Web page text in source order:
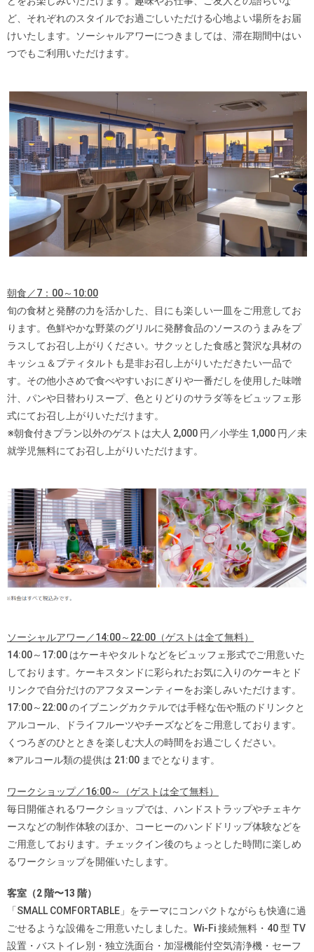
ど、それぞれのスタイルでお過ごしいただける心地よい場所をお届
けいたします。ソーシャルアワーにつきましては、滞在期間中はい
つでもご利用いただけます。
朝食／7：00～10:00
旬の食材と発酵の力を活かした、目にも楽しい一皿をご用意してお
ります。色鮮やかな野菜のグリルに発酵食品のソースのうまみをプ
ラスしてお召し上がりください。サクッとした食感と贅沢な具材の
キッシュ＆プティタルトも是非お召し上がりいただきたい一品で
す。その他小さめで食べやすいおにぎりや一番だしを使用した味噌
汁、パンや日替わりスープ、色とりどりのサラダ等をビュッフェ形
式にてお召し上がりいただけます。
※朝食付きプラン以外のゲストは大人 2,000 円／小学生 1,000 円／未
就学児無料にてお召し上がりいただけます。
ソーシャルアワー／14:00～22:00（ゲストは全て無料）
14:00～17:00 はケーキやタルトなどをビュッフェ形式でご用意いた
しております。ケーキスタンドに彩られたお気に入りのケーキとド
リンクで自分だけのアフタヌーンティーをお楽しみいただけます。
17:00～22:00 のイブニングカクテルでは手軽な缶や瓶のドリンクと
アルコール、ドライフルーツやチーズなどをご用意しております。
くつろぎのひとときを楽しむ大人の時間をお過ごしください。
※アルコール類の提供は 21:00 までとなります。
ワークショップ／16:00～（ゲストは全て無料）
毎日開催されるワークショップでは、ハンドストラップやチェキケ
ースなどの制作体験のほか、コーヒーのハンドドリップ体験などを
ご用意しております。チェックイン後のちょっとした時間に楽しめ
るワークショップを開催いたします。
客室（2 階〜13 階）
「SMALL COMFORTABLE」をテーマにコンパクトながらも快適に過
ごせるような設備をご用意いたしました。Wi-Fi 接続無料・40 型 TV
設置・バストイレ別・独立洗面台・加湿機能付空気清浄機・セーフ